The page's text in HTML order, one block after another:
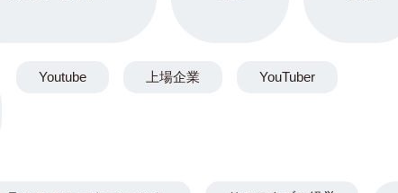
Youtube 上場企業 YouTuber